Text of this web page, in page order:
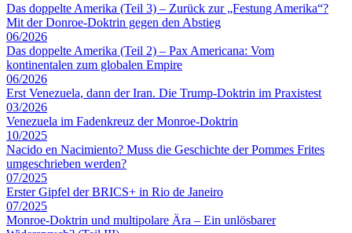
Das doppelte Amerika (Teil 3) – Zurück zur „Festung Amerika“?
Mit der Donroe-Doktrin gegen den Abstieg
06/2026
Das doppelte Amerika (Teil 2) – Pax Americana: Vom
kontinentalen zum globalen Empire
06/2026
Erst Venezuela, dann der Iran. Die Trump-Doktrin im Praxistest
03/2026
Venezuela im Fadenkreuz der Monroe-Doktrin
10/2025
Nacido en Nacimiento? Muss die Geschichte der Pommes Frites
umgeschrieben werden?
07/2025
Erster Gipfel der BRICS+ in Rio de Janeiro
07/2025
Monroe-Doktrin und multipolare Ära – Ein unlösbarer